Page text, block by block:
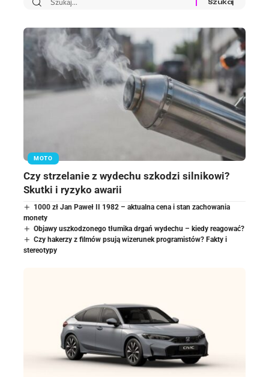
MOTO
Czy strzelanie z wydechu szkodzi silnikowi?
Skutki i ryzyko awarii
1000 zł Jan Paweł II 1982 – aktualna cena i stan zachowania
monety
Objawy uszkodzonego tłumika drgań wydechu – kiedy reagować?
Czy hakerzy z filmów psują wizerunek programistów? Fakty i
stereotypy